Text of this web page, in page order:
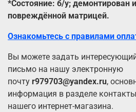
*Состояние: б/у; демонтирован
повреждённой матрицей.
Ознакомьтесь с правилами
Вы можете задать
письмо на нашу электронную
почту r979703@yandex.ru,
информация в разделе
нашего интернет-магазина.